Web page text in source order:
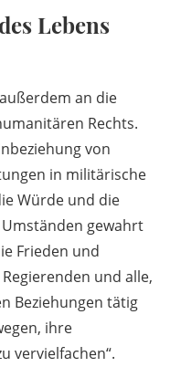
Lebens
an die
Rechts.
von
in militärische
Würde und die
gewahrt
Frieden und
und alle,
Beziehungen tätig
ihre
vervielfachen“.